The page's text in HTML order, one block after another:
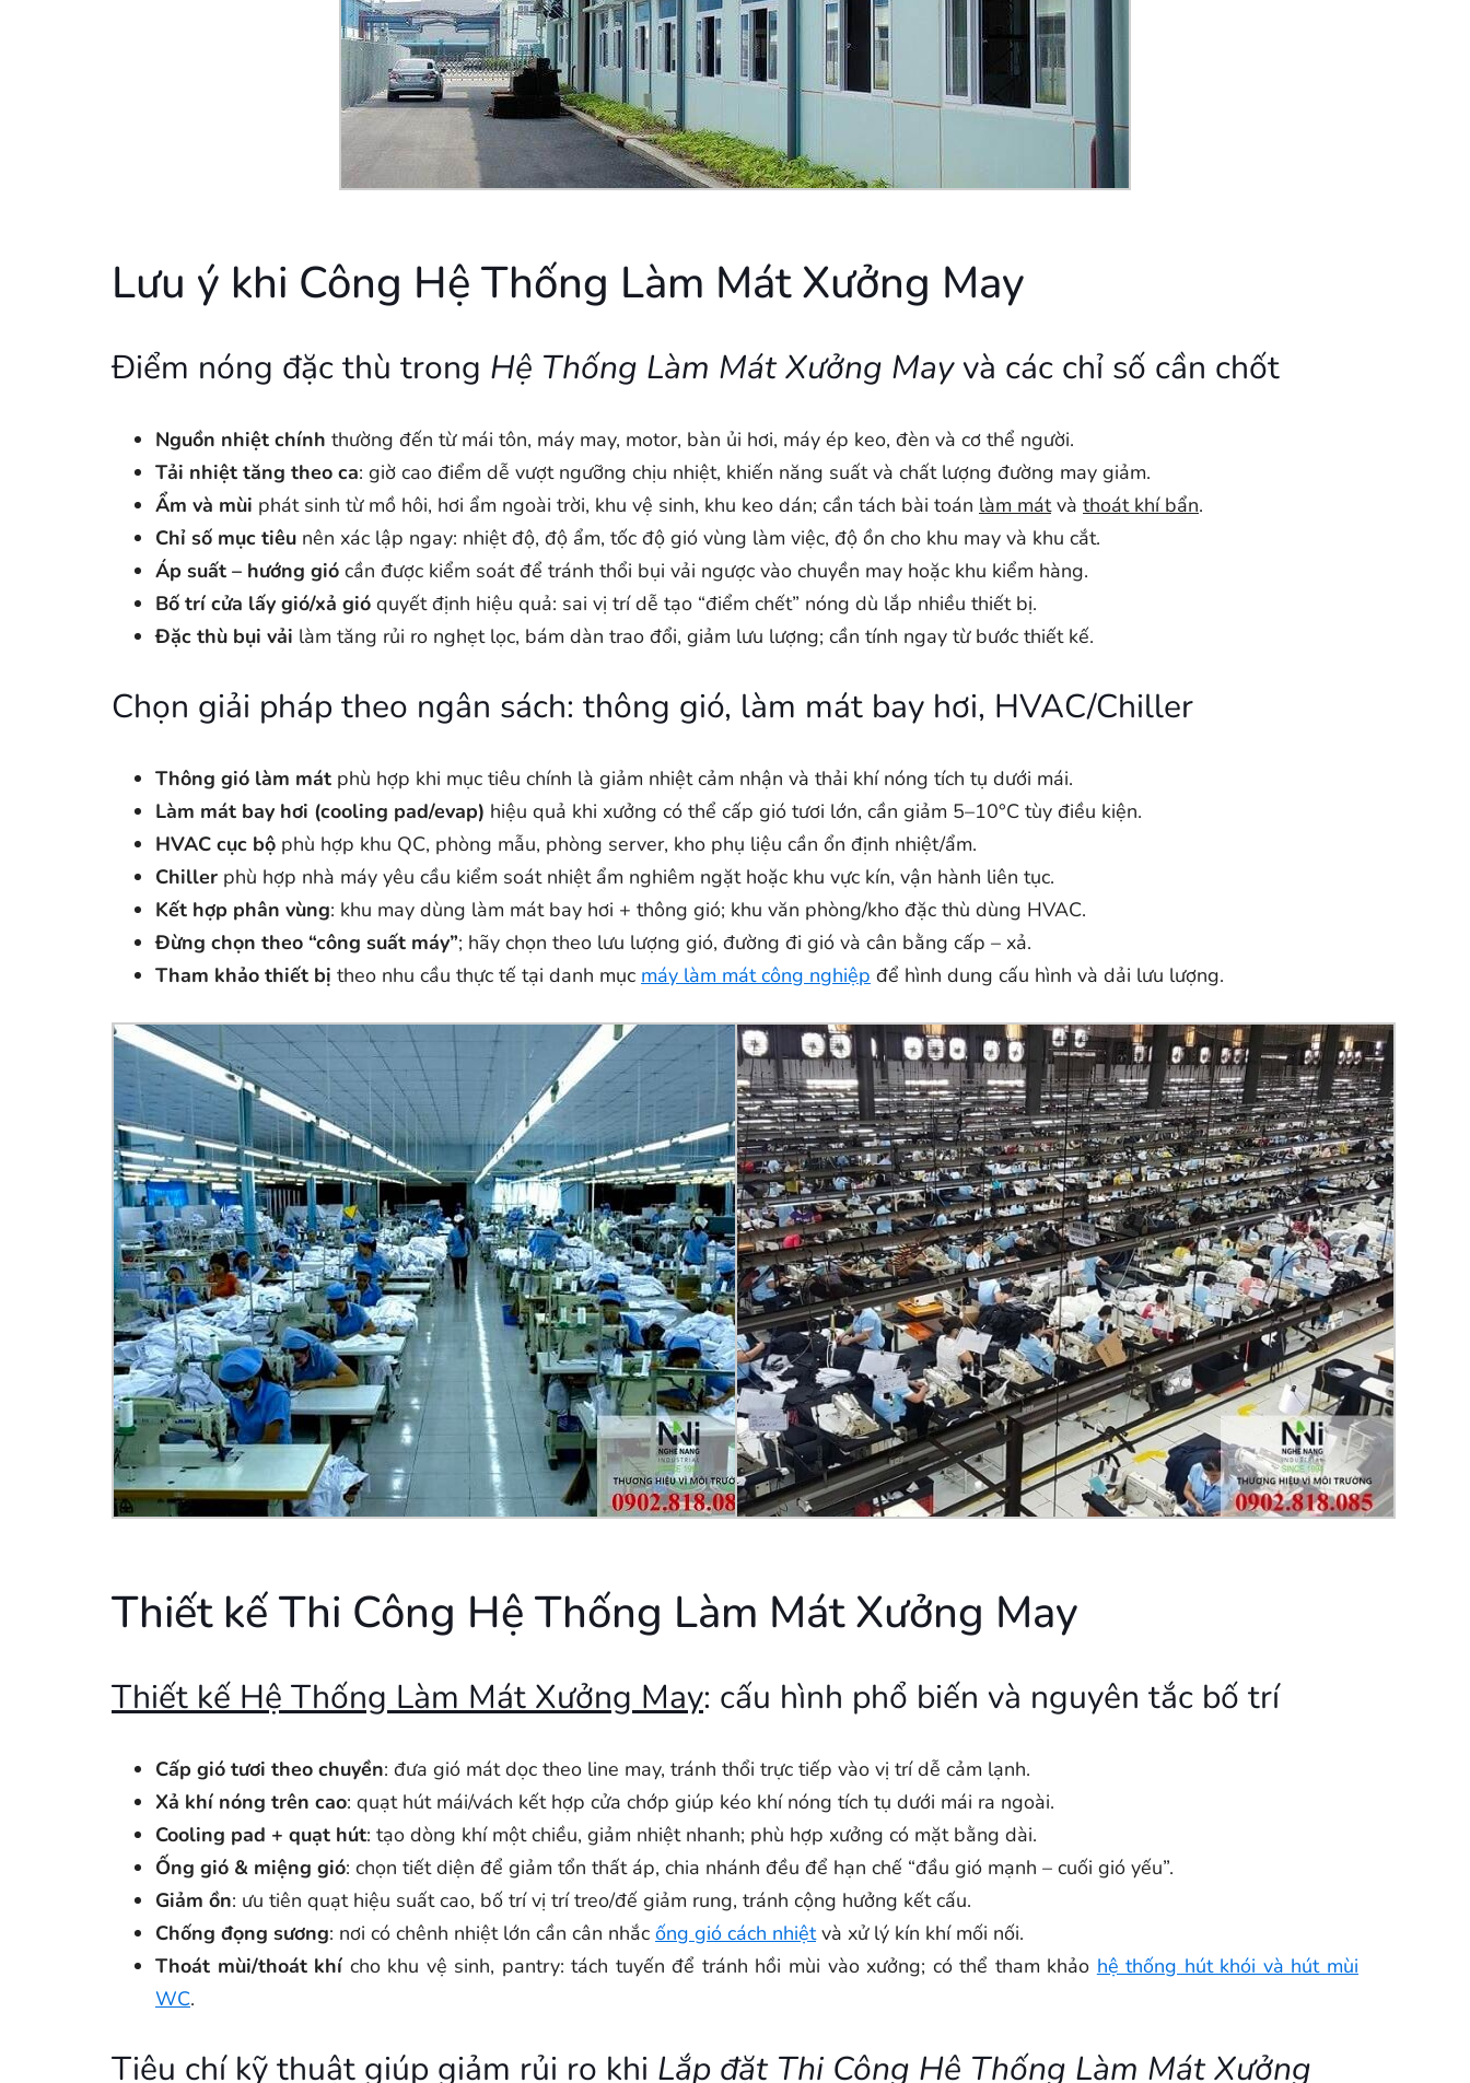
Lưu ý khi Công Hệ Thống Làm Mát Xưởng May
Điểm nóng đặc thù trong Hệ Thống Làm Mát Xưởng Mayvà các chỉ số cần chốt
Nguồn nhiệt chính thường đến từ mái tôn, máy may, motor, bàn ủi hơi, máy ép keo, đèn và cơ thể người.
Tải nhiệt tăng theo ca: giờ cao điểm dễ vượt ngưỡng chịu nhiệt, khiến năng suất và chất lượng đường may giảm.
Ẩm và mùi phát sinh từ mồ hôi, hơi ẩm ngoài trời, khu vệ sinh, khu keo dán; cần tách bài toán làm mátvà thoát khí bẩn.
Chỉ số mục tiêu nên xác lập ngay: nhiệt độ, độ ẩm, tốc độ gió vùng làm việc, độ ồn cho khu may và khu cắt.
Áp suất – hướng gió cần được kiểm soát để tránh thổi bụi vải ngược vào chuyền may hoặc khu kiểm hàng.
Bố trí cửa lấy gió/xả gió quyết định hiệu quả: sai vị trí dễ tạo “điểm chết” nóng dù lắp nhiều thiết bị.
Đặc thù bụi vải làm tăng rủi ro nghẹt lọc, bám dàn trao đổi, giảm lưu lượng; cần tính ngay từ bước thiết kế.
Chọn giải pháp theo ngân sách: thông gió, làm mát bay hơi, HVAC/Chiller
Thông gió làm mát phù hợp khi mục tiêu chính là giảm nhiệt cảm nhận và thải khí nóng tích tụ dưới mái.
Làm mát bay hơi (cooling pad/evap) hiệu quả khi xưởng có thể cấp gió tươi lớn, cần giảm 5–10°C tùy điều kiện.
HVAC cục bộ phù hợp khu QC, phòng mẫu, phòng server, kho phụ liệu cần ổn định nhiệt/ẩm.
Chiller phù hợp nhà máy yêu cầu kiểm soát nhiệt ẩm nghiêm ngặt hoặc khu vực kín, vận hành liên tục.
Kết hợp phân vùng: khu may dùng làm mát bay hơi + thông gió; khu văn phòng/kho đặc thù dùng HVAC.
Đừng chọn theo “công suất máy”; hãy chọn theo lưu lượng gió, đường đi gió và cân bằng cấp – xả.
Tham khảo thiết bị theo nhu cầu thực tế tại danh mục máy làm mát công nghiệp để hình dung cấu hình và dải lưu lượng.
Thiết kế Thi Công Hệ Thống Làm Mát Xưởng May
Thiết kế Hệ Thống Làm Mát Xưởng May: cấu hình phổ biến và nguyên tắc bố trí
Cấp gió tươi theo chuyền: đưa gió mát dọc theo line may, tránh thổi trực tiếp vào vị trí dễ cảm lạnh.
Xả khí nóng trên cao: quạt hút mái/vách kết hợp cửa chớp giúp kéo khí nóng tích tụ dưới mái ra ngoài.
Cooling pad + quạt hút: tạo dòng khí một chiều, giảm nhiệt nhanh; phù hợp xưởng có mặt bằng dài.
Ống gió & miệng gió: chọn tiết diện để giảm tổn thất áp, chia nhánh đều để hạn chế “đầu gió mạnh – cuối gió yếu”.
Giảm ồn: ưu tiên quạt hiệu suất cao, bố trí vị trí treo/đế giảm rung, tránh cộng hưởng kết cấu.
Chống đọng sương: nơi có chênh nhiệt lớn cần cân nhắc ống gió cách nhiệtvà xử lý kín khí mối nối.
Thoát mùi/thoát khí cho khu vệ sinh, pantry: tách tuyến để tránh hồi mùi vào xưởng; có thể tham khảo hệ thống hút khói và hút mùi
WC.
Tiêu chí kỹ thuật giúp giảm rủi ro khi Lắp đặt Thi Công Hệ Thống Làm Mát Xưởng